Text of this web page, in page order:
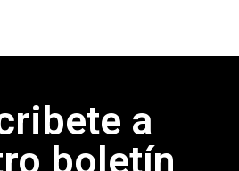
a
boletín